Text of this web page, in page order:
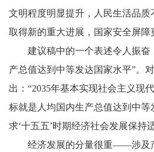
文明程度明显提升，人民生活品
取得新的重大进展，国家安全屏障
建议稿中的一个表述令人振奋
产总值达到中等发达国家水平”。
出：“2035年基本实现社会主义现
标就是人均国内生产总值达到中等
求‘十五五’时期经济社会发展保持
经济发展的分量很重——涉及